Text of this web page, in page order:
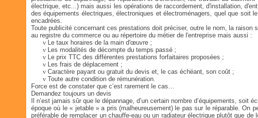
électrique, etc...) mais aussi les opérations de raccordement, d'installation,
des équipements électriques, électroniques et électroménagers, quel que soit
encadrées.
Toute publicité concernant ces prestations doit préciser, outre le nom, la raison
au registre du commerce ou au répertoire du métier de l'entreprise mais aussi :
v Le taux horaires de la main d'œuvre ;
v Les modalités de décompte du temps passé ;
v Le prix TTC des différentes prestations forfaitaires proposées ;
v Les frais de déplacement ;
v Caractère payant ou gratuit du devis et, le cas échéant, son coût ;
v Toute autre condition de rémunération.
Force est de constater que c’est rarement le cas…
Demandez toujours un devis
Il n’est jamais sûr que le dépannage, d’un certain nombre d’équipements, soit
époque où le « jetable » a pris (malheureusement) le pas sur le réparable. On
préférable de remplacer un chauffe-eau ou un radiateur électrique plutôt que de